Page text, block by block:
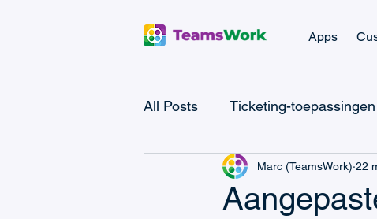
Apps
All Posts Ticketing-toepassingen
Microsoft Teams CRM
Marc (TeamsWork) 22